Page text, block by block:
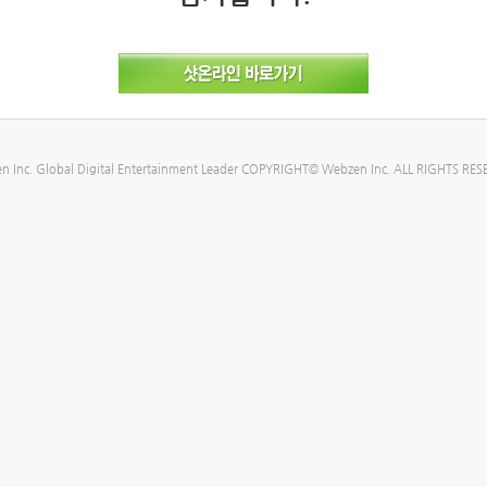
Inc. Global Digital Entertainment Leader COPYRIGHT© Webzen Inc. ALL RIGHTS